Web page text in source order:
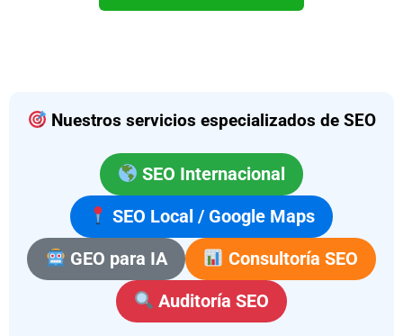
Nuestros servicios especializados de SEO
SEO Internacional
SEO Local / Google Maps
GEO para IA
Consultoría SEO
Auditoría SEO